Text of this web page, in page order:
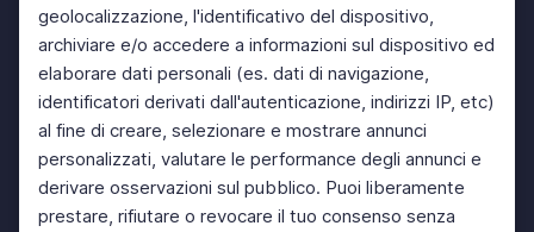
geolocalizzazione, l'identificativo del dispositivo,
archiviare e/o accedere a informazioni sul dispositivo ed
elaborare dati personali (es. dati di navigazione,
identificatori derivati dall'autenticazione, indirizzi IP, etc)
al fine di creare, selezionare e mostrare annunci
personalizzati, valutare le performance degli annunci e
derivare osservazioni sul pubblico. Puoi liberamente
prestare, rifiutare o revocare il tuo consenso senza